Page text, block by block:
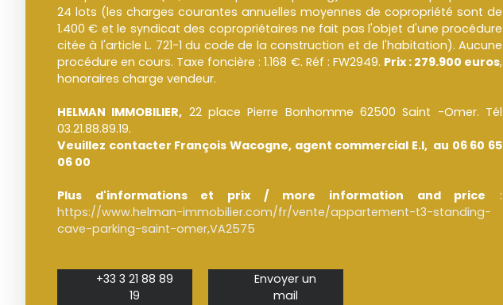
24 lots (les charges courantes annuelles moyennes de copropriété sont de
1.400 € et le syndicat des copropriétaires ne fait pas l'objet d'une procédure
citée à l'article L. 721-1 du code de la construction et de l'habitation). Aucune
procédure en cours. Taxe foncière : 1.168 €. Réf : FW2949. Prix : 279.900 euros,
honoraires charge vendeur.
HELMAN IMMOBILIER, 22 place Pierre Bonhomme 62500 Saint -Omer. Tél
03.21.88.89.19.
Veuillez contacter François Wacogne, agent commercial E.I, au 06 60 65
06 00
Plus d'informations et prix / more information and price :
https://www.helman-immobilier.com/fr/vente/appartement-t3-standing-
cave-parking-saint-omer,VA2575
+33 3 21 88 89
19
Envoyer un
mail